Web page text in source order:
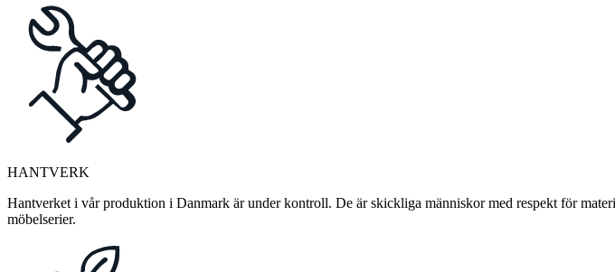
HANTVERK
Hantverket i vår produktion i Danmark är under kontroll. De är skickliga människor med respekt för
möbelserier.